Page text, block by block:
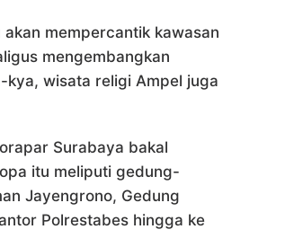
mempercantik kawasan
mengembangkan
kya, wisata religi Ampel juga
Surabaya bakal
itu meliputi gedung-
Jayengrono, Gedung
Polrestabes hingga ke